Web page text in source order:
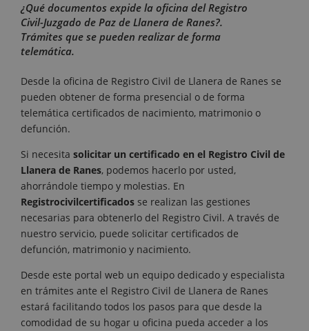
¿Qué documentos expide la oficina del Registro
Civil-Juzgado de Paz de Llanera de Ranes?.
Trámites que se pueden realizar de forma
telemática.
Desde la oficina de Registro Civil de Llanera de Ranes se
pueden obtener de forma presencial o de forma
telemática certificados de nacimiento, matrimonio o
defunción.
Si necesita solicitar un certificado en el Registro Civil de
Llanera de Ranes, podemos hacerlo por usted,
ahorrándole tiempo y molestias. En
Registrocivilcertificados se realizan las gestiones
necesarias para obtenerlo del Registro Civil. A través de
nuestro servicio, puede solicitar certificados de
defunción, matrimonio y nacimiento.
Desde este portal web un equipo dedicado y especialista
en trámites ante el Registro Civil de Llanera de Ranes
estará facilitando todos los pasos para que desde la
comodidad de su hogar u oficina pueda acceder a los